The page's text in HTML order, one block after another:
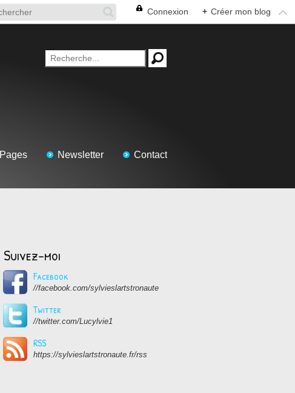
Connexion + Créer mon blog
Pages Newsletter Contact
Suivez-moi
Facebook
//facebook.com/sylvieslartstronaute
Twitter
//twitter.com/Lucylvie1
RSS
https://sylvieslartstronaute.fr/rss